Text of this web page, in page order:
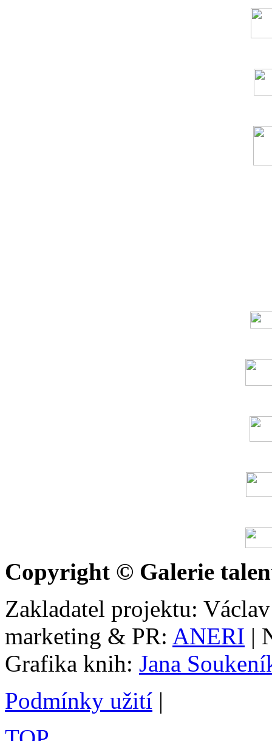
Copyright © Galerie
Zakladatel projektu:
marketing & PR: ANERI |
Grafika knih: Jana
Podmínky užití |